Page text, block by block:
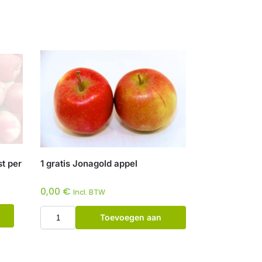
per
1 gratis Jonagold appel
0,00 € Incl. BTW
Toevoegen aan